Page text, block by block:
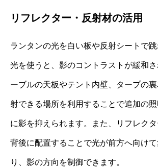
リフレクター・反射材の活用
ランタンの光を白い板や反射シートで
光を使うと、影のコントラストが緩和
ーブルの天板やテント内壁、タープの
射できる場所を利用することで追加の
に影を抑えられます。また、リフレク
背後に配置することで光が前方へ向け
り、影の方向を制御できます。